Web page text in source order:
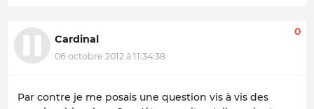
Cardinal
06 octobre 2012 à 11:34:38
0
Par contre je me posais une question vis à vis des